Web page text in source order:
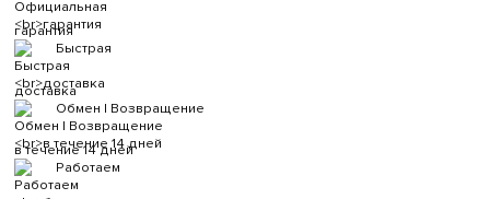
гарантия
Быстрая
доставка
Обмен | Возвращение
в течение 14 дней
Работаем